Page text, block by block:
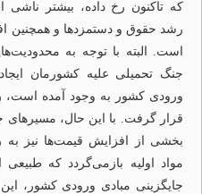
که تاکنون رخ داده، بیشتر ناشی
رشد حقوق و دستمزدها و همچنین
است. البته با توجه به
جنگ تحمیلی علیه کشورمان
ورودی کشور به وجود آمده است،
قرار گرفت. با این حال، مسیرهای
بخشی از افزایش قیمت‌ها نیز به
مواد اولیه بازمی‌گردد که طبیعی
جایگزینی مبادی ورودی کشور،